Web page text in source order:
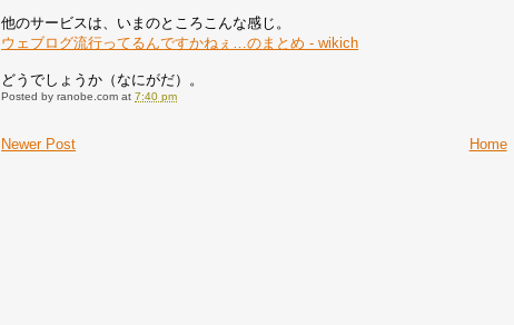
他のサービスは、いまのところこんな感じ。
ウェブログ流行ってるんですかねぇ…のまとめ - wikich
どうでしょうか（なにがだ）。
Posted byranobe.com at7:40 pm
Newer Post Home